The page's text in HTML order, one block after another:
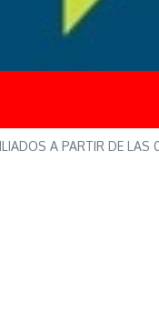
A PARTIR DE LAS